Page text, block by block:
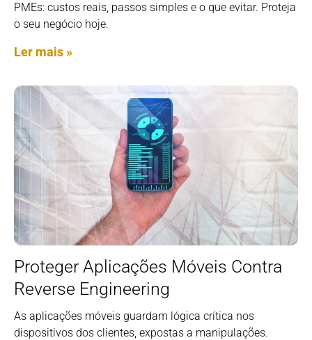
PMEs: custos reais, passos simples e o que evitar. Proteja
o seu negócio hoje.
Ler mais »
Proteger Aplicações Móveis Contra
Reverse Engineering
As aplicações móveis guardam lógica crítica nos
dispositivos dos clientes, expostas a manipulações.